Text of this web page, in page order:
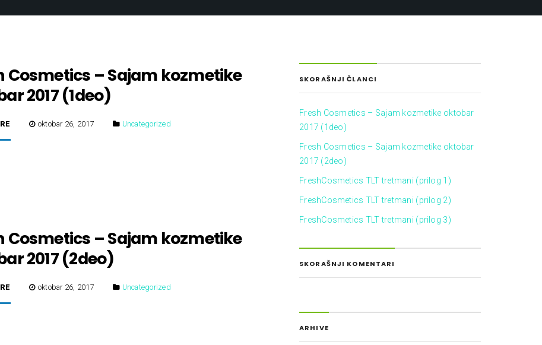
Cosmetics – Sajam kozmetike
2017 (1deo)
oktobar 26, 2017 Uncategorized
Cosmetics – Sajam kozmetike
2017 (2deo)
oktobar 26, 2017 Uncategorized
SKORAŠNJI ČLANCI
Fresh Cosmetics – Sajam kozmetike oktobar
2017 (1deo)
Fresh Cosmetics – Sajam kozmetike oktobar
2017 (2deo)
FreshCosmetics TLT tretmani (prilog 1)
FreshCosmetics TLT tretmani (prilog 2)
FreshCosmetics TLT tretmani (prilog 3)
SKORAŠNJI KOMENTARI
ARHIVE